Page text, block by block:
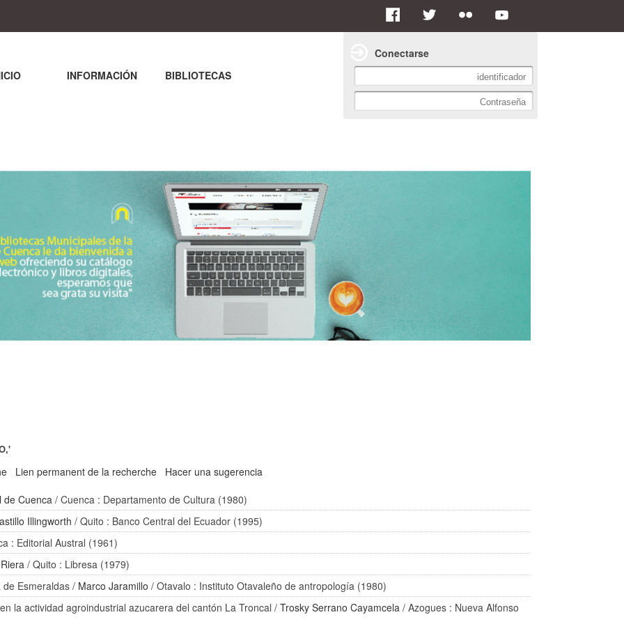
Lien permanent de la recherche
Hacer una sugerencia
de Cuenca / Cuenca : Departamento de Cultura (1980)
Illingworth / Quito : Banco Central del Ecuador (1995)
: Editorial Austral (1961)
/ Quito : Libresa (1979)
Esmeraldas / Marco Jaramillo / Otavalo : Instituto Otavaleño de antropología (1980)
la actividad agroindustrial azucarera del cantón La Troncal /Trosky Serrano Cayamcela / Azogues : Nueva Alfonso
INFORMACIÓN BIBLIOTECAS
Conectarse